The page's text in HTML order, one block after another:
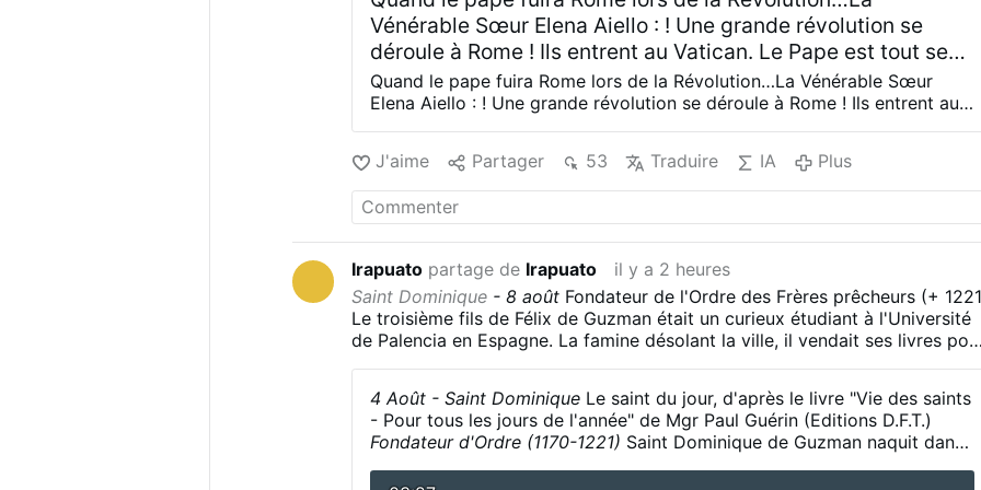
Vénérable Sœur Elena Aiello : ! Une grande révolution se
déroule à Rome ! Ils entrent au Vatican. Le Pape est tout seul,
il prie. Ils tiennent le Pape. Ils le prennent avec force. Ils le
frappent jusqu’à le faire tomber. Ils le lient. Oh mon Dieu ! Oh
mon Dieu ! Ils lui donnent des coups de pied. Quelle scène
horrible ! Cela est terrible ! …
Quand le pape fuira Rome lors de la Révolution…La Vénérable Sœur
Elena Aiello : ! Une grande révolution se déroule à Rome ! Ils entrent au
Dieu ! Oh mon Dieu ! Ils lui donnent des coups de pied. Quelle scène
horrible ! Cela est terrible ! …
J'aime Partager 53 Traduire IA Plus
Irapuato partage de Irapuato
il y a 2 heures
Saint Dominique - 8 août Fondateur de l'Ordre des Frères prêcheurs (+
Le troisième fils de Félix de Guzman était un curieux étudiant à l'Université
de Palencia en Espagne. La famine désolant la ville, il vendait ses livres pour
chanoine régulier d'Osma en Vieille-Castille, il accompagne son évêque
Diègue en voyage et c'est en traversant le midi de la France que tous deux
sont frappés par les ravages de l'hérésie des cathares(*). Diègue et
Dominique vont à Rome et obtiennent du pape Innocent III la mission de
4 Août - Saint Dominique Le saint du jour, d'après le livre "Vie des saints
- Pour tous les jours de l'année" de Mgr Paul Guérin (Editions D.F.T.)
Fondateur d'Ordre (1170-1221) Saint Dominique de Guzman naquit dans
lui sembla voir l'enfant qu'elle allait mettre bientôt au monde sous la